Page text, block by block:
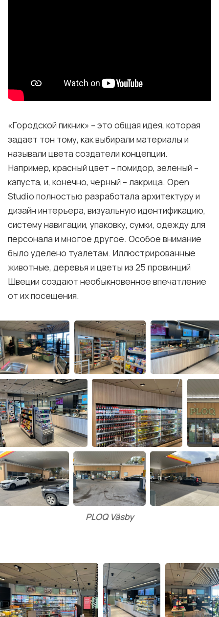
«Городской пикник» – это общая идея, которая
задает тон тому, как выбирали материалы и
называли цвета создатели концепции.
Например, красный цвет – помидор, зеленый –
капуста, и, конечно, черный – лакрица. Open
Studio полностью разработала архитектуру и
дизайн интерьера, визуальную идентификацию,
систему навигации, упаковку, сумки, одежду для
персонала и многое другое. Особое внимание
было уделено туалетам. Иллюстрированные
животные, деревья и цветы из 25 провинций
Швеции создают необыкновенное впечатление
от их посещения.
PLOQ Väsby